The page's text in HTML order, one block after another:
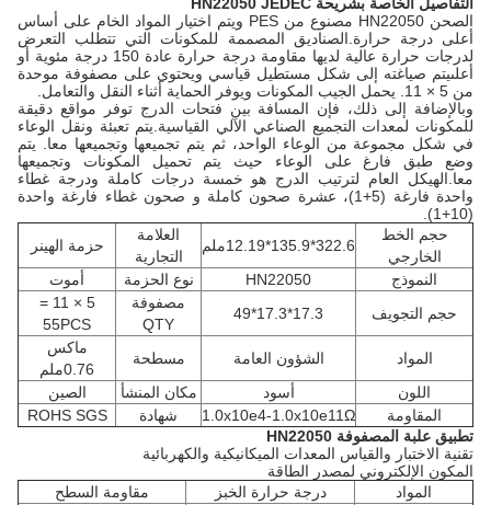
الصحن HN22050 مصنوع من PES ويتم اختيار المواد الخام على أساس
أعلى درجة حرارة.الصناديق المصممة للمكونات التي تتطلب التعرض
لدرجات حرارة عالية لديها مقاومة درجة حرارة عادة 150 درجة مئوية أو
أعلىيتم صياغته إلى شكل مستطيل قياسي ويحتوي على مصفوفة موحدة
من 5 × 11. يحمل الجيب المكونات ويوفر الحماية أثناء النقل والتعامل.
وبالإضافة إلى ذلك، فإن المسافة بين فتحات الدرج توفر مواقع دقيقة
للمكونات لمعدات التجميع الصناعي الآلي القياسية.يتم تعبئة ونقل الوعاء
في شكل مجموعة من الوعاء الواحد، ثم يتم تجميعها وتجميعها معا. يتم
وضع طبق فارغ على الوعاء حيث يتم تحميل المكونات وتجميعها
معا.الهيكل العام لترتيب الدرج هو خمسة درجات كاملة ودرجة غطاء
واحدة فارغة (5+1)، عشرة صحون كاملة و صحون غطاء فارغة واحدة
حجم الخط
الخارجي
322.6*135.9*12.19ملم
العلامة
التجارية
حزمة الهينر
النموذج
HN22050 نوع الحزمة
أموت
حجم التجويف
17.3*17.3*49
مصفوفة
QTY
5 × 11 =
55PCS
المواد
الشؤون العامة مسطحة
ماكس
0.76ملم
اللون
أسود مكان المنشأ
الصين
المقاومة
1.0x10e4-1.0x10e11Ω شهادة
ROHS SGS
تطبيق علبة المصفوفة HN22050
تقنية الاختبار والقياس المعدات الميكانيكية والكهربائية
المكون الإلكتروني لمصدر الطاقة
المواد
درجة حرارة الخبز
مقاومة السطح